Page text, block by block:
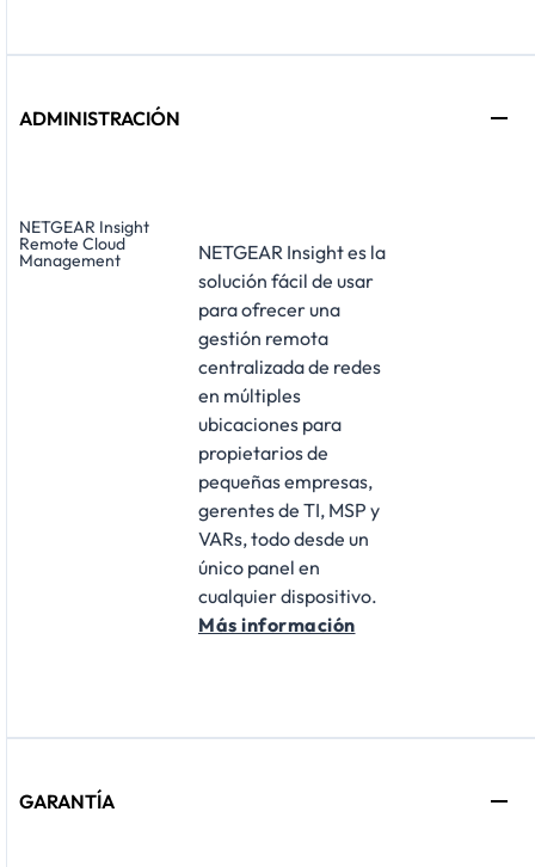
ADMINISTRACIÓN
NETGEAR Insight
Remote Cloud
Management
NETGEAR Insight es la
solución fácil de usar
para ofrecer una
gestión remota
centralizada de redes
en múltiples
ubicaciones para
propietarios de
pequeñas empresas,
gerentes de TI, MSP y
VARs, todo desde un
único panel en
cualquier dispositivo.
Más información
GARANTÍA